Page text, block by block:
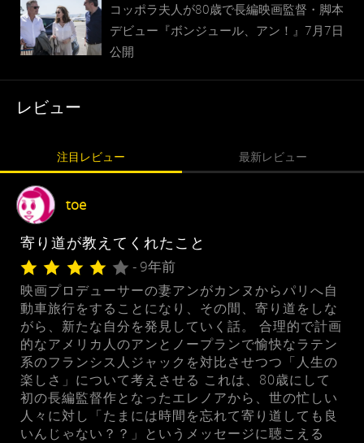
コッポラ夫人が80歳で長編映画監督・脚本
デビュー『ボンジュール、アン！』7月7日
公開
レビュー
注目レビュー 最新レビュー
toe
寄り道が教えてくれたこと
- 9年前
映画プロデューサーの妻アンがカンヌからパリへ自
動車旅行をすることになり、その間、寄り道をしな
がら、新たな自分を発見していく話。 合理的で計画
的なアメリカ人のアンとノープランで愉快なラテン
系のフランシス人ジャックを対比させつつ「人生の
楽しさ」について考えさせる これは、80歳にして
初の長編監督作となったエレノアから、世の忙しい
人々に対し「たまには時間を忘れて寄り道しても良
いんじゃない？？」というメッセージに聴こえる